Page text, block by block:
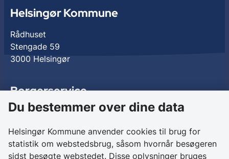
Helsingør Kommune
Rådhuset
Stengade 59
3000 Helsingør
Borgerservice
Birkedalsvej 27
Du bestemmer over dine data
Helsingør Kommune anvender cookies til brug for
statistik om webstedsbrug, såsom hvornår besøgeren
sidst besøgte webstedet. Disse oplysninger bruges